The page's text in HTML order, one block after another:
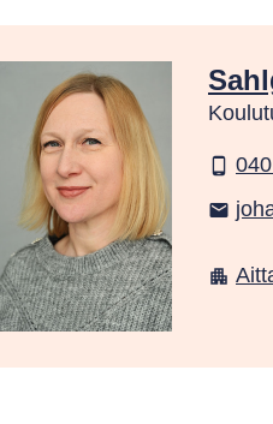
phone_android
email
apartment